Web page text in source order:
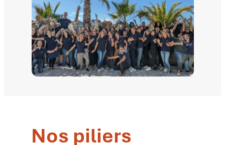
Nos piliers